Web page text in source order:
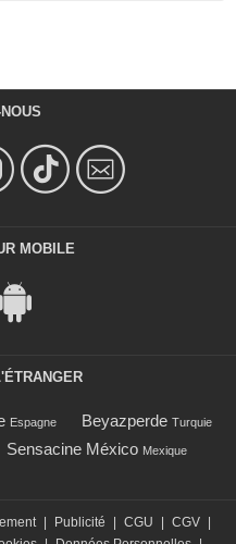
MOBILE
Espagne Beyazperde Turquie
Sensacine México Mexique
Publicité CGU CGV